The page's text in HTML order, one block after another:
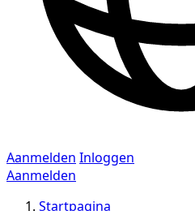
Aanmelden Inloggen
Aanmelden
Startpagina